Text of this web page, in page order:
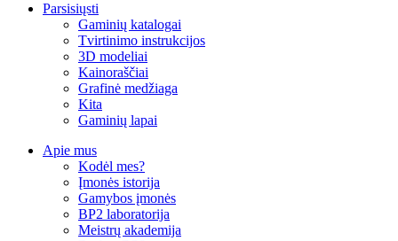
Parsisiųsti
Gaminių katalogai
Tvirtinimo instrukcijos
3D modeliai
Kainoraščiai
Grafinė medžiaga
Kita
Gaminių lapai
Apie mus
Kodėl mes?
Įmonės istorija
Gamybos įmonės
BP2 laboratorija
Meistrų akademija